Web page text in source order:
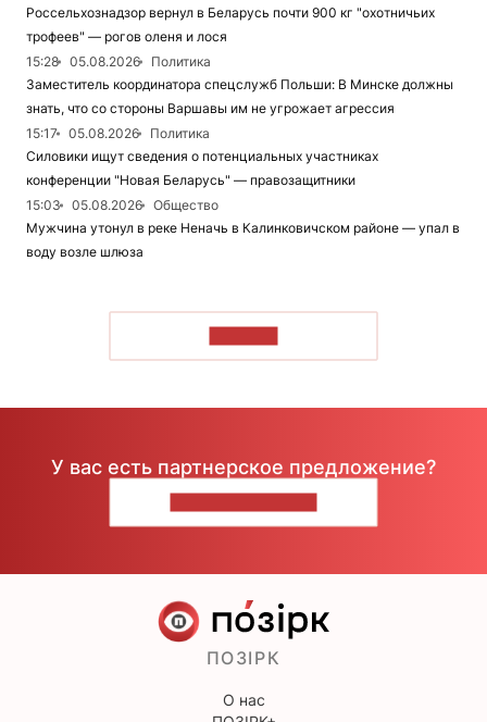
Россельхознадзор вернул в Беларусь почти 900 кг "охотничьих
трофеев" — рогов оленя и лося
15:28
05.08.2026
Политика
Заместитель координатора спецслужб Польши: В Минске должны
знать, что со стороны Варшавы им не угрожает агрессия
15:17
05.08.2026
Политика
Силовики ищут сведения о потенциальных участниках
конференции "Новая Беларусь" — правозащитники
15:03
05.08.2026
Общество
Мужчина утонул в реке Неначь в Калинковичском районе — упал в
воду возле шлюза
У вас есть партнерское предложение?
ПОЗІРК
О нас